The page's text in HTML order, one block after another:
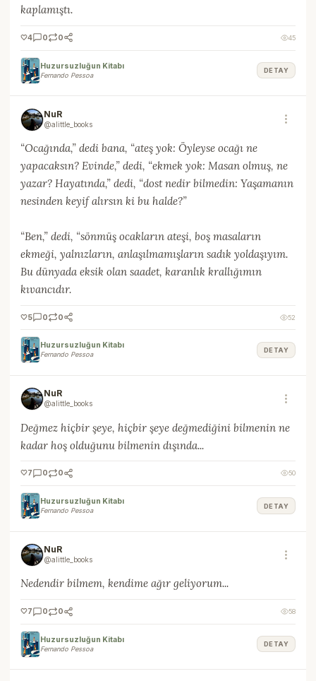
kaplamıştı.
🤍4 0 0 45
Huzursuzluğun Kitabı
Fernando Pessoa
DETAY
NuR
@alittle_books
“Ocağında,” dedi bana, “ateş yok: Öyleyse ocağı ne
yapacaksın? Evinde,” dedi, “ekmek yok: Masan olmuş, ne
yazar? Hayatında,” dedi, “dost nedir bilmedin: Yaşamanın
nesinden keyif alırsın ki bu halde?”
“Ben,” dedi, “sönmüş ocakların ateşi, boş masaların
ekmeği, yalnızların, anlaşılmamışların sadık yoldaşıyım.
Bu dünyada eksik olan saadet, karanlık krallığımın
kıvancıdır.
🤍5 0 0 52
Huzursuzluğun Kitabı
Fernando Pessoa
DETAY
NuR
@alittle_books
Değmez hiçbir şeye, hiçbir şeye değmediğini bilmenin ne
kadar hoş olduğunu bilmenin dışında...
🤍7 0 0 50
Huzursuzluğun Kitabı
Fernando Pessoa
DETAY
NuR
@alittle_books
Nedendir bilmem, kendime ağır geliyorum...
🤍7 0 0 58
Huzursuzluğun Kitabı
Fernando Pessoa
DETAY